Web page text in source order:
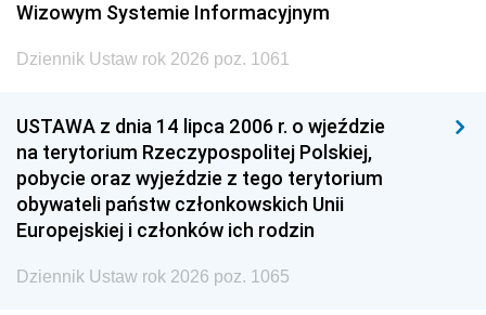
Wizowym Systemie Informacyjnym
Dziennik Ustaw rok 2026 poz. 1061
USTAWA z dnia 14 lipca 2006 r. o wjeździe
na terytorium Rzeczypospolitej Polskiej,
pobycie oraz wyjeździe z tego terytorium
obywateli państw członkowskich Unii
Europejskiej i członków ich rodzin
Dziennik Ustaw rok 2026 poz. 1065